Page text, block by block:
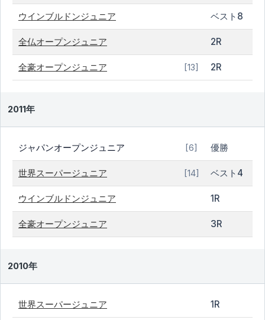
ウインブルドンジュニア ベスト8
全仏オープンジュニア 2R
全豪オープンジュニア [13] 2R
2011年
ジャパンオープンジュニア [6] 優勝
世界スーパージュニア [14] ベスト4
ウインブルドンジュニア 1R
全豪オープンジュニア 3R
2010年
世界スーパージュニア 1R